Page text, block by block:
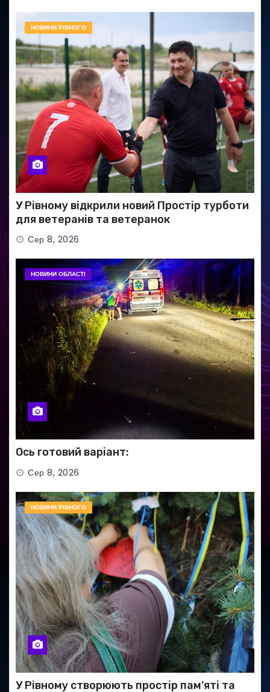
НОВИНИ РІВНОГО
У Рівному відкрили новий Простір турботи
для ветеранів та ветеранок
Сер 8, 2026
НОВИНИ ОБЛАСТІ
Ось готовий варіант:
Сер 8, 2026
НОВИНИ РІВНОГО
У Рівному створюють простір пам’яті та